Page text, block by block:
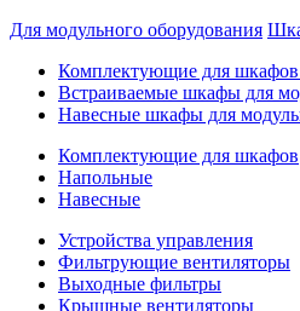
Для модульного оборудования
Комплектующие для шкафов
Встраиваемые шкафы для
Навесные шкафы для
Комплектующие для шкафов
Напольные
Навесные
Устройства управления
Фильтрующие вентиляторы
Выходные фильтры
Крышные вентиляторы